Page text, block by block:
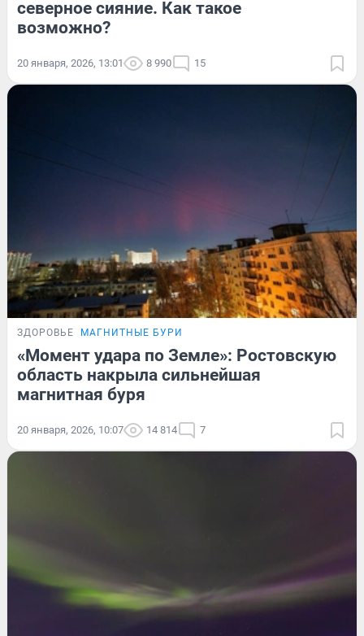
северное сияние. Как такое
возможно?
20 января, 2026, 13:01 8 990 15
ЗДОРОВЬЕ МАГНИТНЫЕ БУРИ
«Момент удара по Земле»: Ростовскую
область накрыла сильнейшая
магнитная буря
20 января, 2026, 10:07 14 814 7